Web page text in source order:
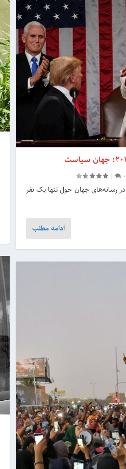
0
|
غالب عکس‌های سیاسی منتخب سال 2019 در رسانه‌های جهان حول تنها یک نفر
ادامه مطلب